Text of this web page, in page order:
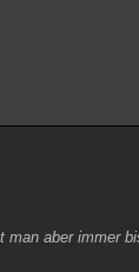
aber immer